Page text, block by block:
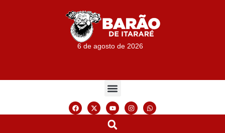
6 de agosto de 2026